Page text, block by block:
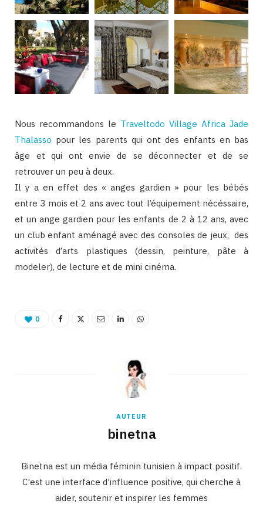
Nous recommandons le Traveltodo Village Africa Jade
Thalasso pour les parents qui ont des enfants en bas
âge et qui ont envie de se déconnecter et de se
retrouver un peu à deux.
Il y a en effet des « anges gardien » pour les bébés
entre 3 mois et 2 ans avec tout l’équipement nécéssaire,
et un ange gardien pour les enfants de 2 à 12 ans, avec
un club enfant aménagé avec des consoles de jeux, des
activités d’arts plastiques (dessin, peinture, pâte à
modeler), de lecture et de mini cinéma.
0
AUTEUR
binetna
Binetna est un média féminin tunisien à impact positif.
C'est une interface d'influence positive, qui cherche à
aider, soutenir et inspirer les femmes